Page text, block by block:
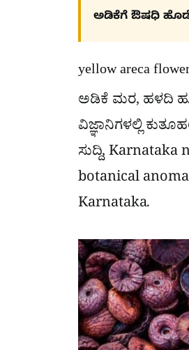
ಅಡಿಕೆಗೆ ಔಷಧಿ
yellow areca
ಅಡಿಕೆ ಮರ, ಹಳದಿ
ವಿಜ್ಞಾನಿಗಳಲ್ಲಿ
ಸುದ್ದಿ,
botanical
Karnataka.